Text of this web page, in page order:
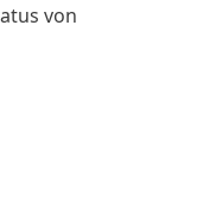
von